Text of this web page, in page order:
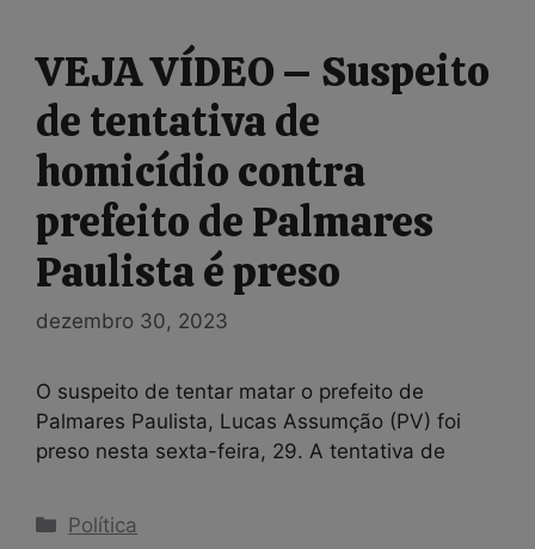
VEJA VÍDEO – Suspeito
de tentativa de
homicídio contra
prefeito de Palmares
Paulista é preso
dezembro 30, 2023
O suspeito de tentar matar o prefeito de
Palmares Paulista, Lucas Assumção (PV) foi
preso nesta sexta-feira, 29. A tentativa de
Categorias
Política